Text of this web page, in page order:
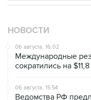
НОВОСТИ
06 августа, 16:02
Международные
сократились на
06 августа, 15:54
Ведомства РФ